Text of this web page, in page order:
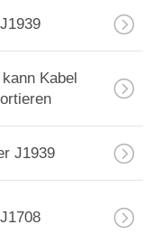
Kabel
J1939